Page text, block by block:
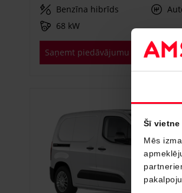
Šī vietne
Mēs
Benzīna hibrīds
68 kW
Saņemt piedāvājumu